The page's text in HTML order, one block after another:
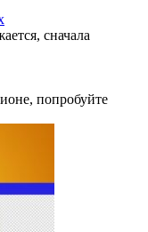
сначала
попробуйте